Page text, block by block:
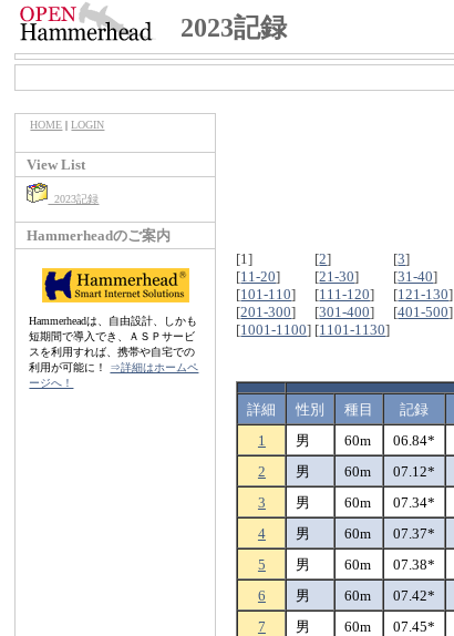
2023記録
HOME |LOGIN
View List
2023記録
Hammerheadのご案内
Hammerheadは、自由設計、しかも
短期間で導入でき、ＡＳＰサービ
スを利用すれば、携帯や自宅での
利用が可能に！ ⇒詳細はホームペ
ージへ！
[1]
[2] [3]
[11-20] [21-30] [31-40]
[101-110] [111-120] [121-130]
[201-300] [301-400] [401-500]
[1001-1100] [1101-1130]
詳細 性別 種目 記録
1
男 60m 06.84*
2
男 60m 07.12*
3
男 60m 07.34*
4
男 60m 07.37*
5
男 60m 07.38*
6
男 60m 07.42*
7
男 60m 07.45*